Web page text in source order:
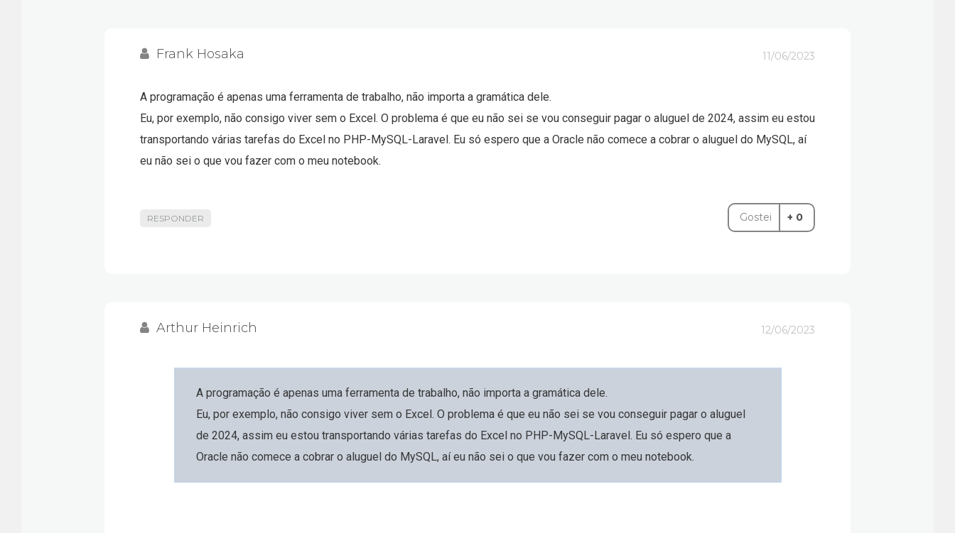
11/06/2023
Frank Hosaka
A programação é apenas uma ferramenta de trabalho, não importa a gramática dele.
Eu, por exemplo, não consigo viver sem o Excel. O problema é que eu não sei se vou conseguir pagar o aluguel de 2024, assim eu estou
transportando várias tarefas do Excel no PHP-MySQL-Laravel. Eu só espero que a Oracle não comece a cobrar o aluguel do MySQL, aí
eu não sei o que vou fazer com o meu notebook.
RESPONDER Gostei + 0
12/06/2023
Arthur Heinrich
A programação é apenas uma ferramenta de trabalho, não importa a gramática dele.
Eu, por exemplo, não consigo viver sem o Excel. O problema é que eu não sei se vou conseguir pagar o aluguel
de 2024, assim eu estou transportando várias tarefas do Excel no PHP-MySQL-Laravel. Eu só espero que a
Oracle não comece a cobrar o aluguel do MySQL, aí eu não sei o que vou fazer com o meu notebook.